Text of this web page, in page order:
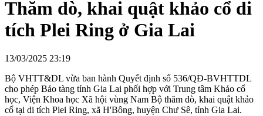
Thăm dò, khai quật khảo cổ di
tích Plei Ring ở Gia Lai
13/03/2025 23:19
Bộ VHTT&DL vừa ban hành Quyết định số 536/QĐ-BVHTTDL
cho phép Bảo tàng tỉnh Gia Lai phối hợp với Trung tâm Khảo cổ
học, Viện Khoa học Xã hội vùng Nam Bộ thăm dò, khai quật khảo
cổ tại di tích Plei Ring, xã H'Bông, huyện Chư Sê, tỉnh Gia Lai.